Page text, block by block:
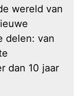
wereld van
delen: van
dan 10 jaar